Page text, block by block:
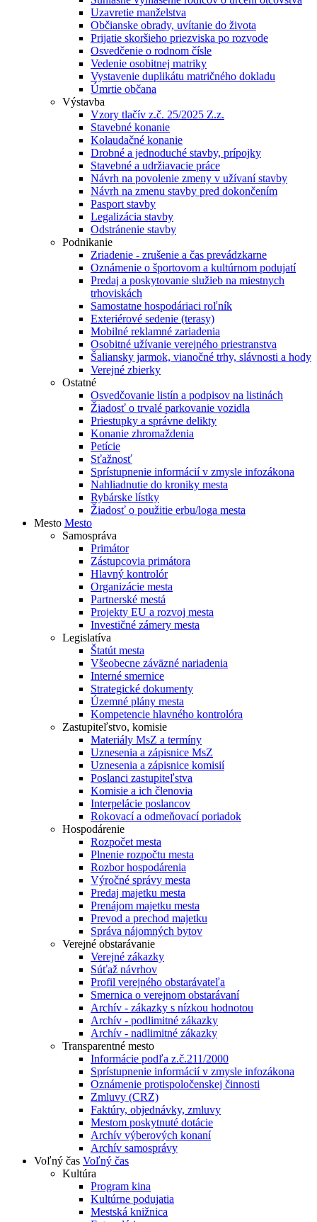
Uzavretie manželstva
Občianske obrady, uvítanie do života
Prijatie skoršieho priezviska po rozvode
Osvedčenie o rodnom čísle
Vedenie osobitnej matriky
Vystavenie duplikátu matričného dokladu
Úmrtie občana
Výstavba
Vzory tlačív z.č. 25/2025 Z.z.
Stavebné konanie
Kolaudačné konanie
Drobné a jednoduché stavby, prípojky
Stavebné a udržiavacie práce
Návrh na povolenie zmeny v užívaní stavby
Návrh na zmenu stavby pred dokončením
Pasport stavby
Legalizácia stavby
Odstránenie stavby
Podnikanie
Zriadenie - zrušenie a čas prevádzkarne
Oznámenie o športovom a kultúrnom podujatí
Predaj a poskytovanie služieb na miestnych
trhoviskách
Samostatne hospodáriaci roľník
Exteriérové sedenie (terasy)
Mobilné reklamné zariadenia
Osobitné užívanie verejného priestranstva
Šaliansky jarmok, vianočné trhy, slávnosti a hody
Verejné zbierky
Ostatné
Osvedčovanie listín a podpisov na listinách
Žiadosť o trvalé parkovanie vozidla
Priestupky a správne delikty
Konanie zhromaždenia
Petície
Sťažnosť
Sprístupnenie informácií v zmysle infozákona
Nahliadnutie do kroniky mesta
Rybárske lístky
Žiadosť o použitie erbu/loga mesta
Mesto Mesto
Samospráva
Primátor
Zástupcovia primátora
Hlavný kontrolór
Organizácie mesta
Partnerské mestá
Projekty EU a rozvoj mesta
Investičné zámery mesta
Legislatíva
Štatút mesta
Všeobecne záväzné nariadenia
Interné smernice
Strategické dokumenty
Územné plány mesta
Kompetencie hlavného kontrolóra
Zastupiteľstvo, komisie
Materiály MsZ a termíny
Uznesenia a zápisnice MsZ
Uznesenia a zápisnice komisií
Poslanci zastupiteľstva
Komisie a ich členovia
Interpelácie poslancov
Rokovací a odmeňovací poriadok
Hospodárenie
Rozpočet mesta
Plnenie rozpočtu mesta
Rozbor hospodárenia
Výročné správy mesta
Predaj majetku mesta
Prenájom majetku mesta
Prevod a prechod majetku
Správa nájomných bytov
Verejné obstarávanie
Verejné zákazky
Súťaž návrhov
Profil verejného obstarávateľa
Smernica o verejnom obstarávaní
Archív - zákazky s nízkou hodnotou
Archív - podlimitné zákazky
Archív - nadlimitné zákazky
Transparentné mesto
Informácie podľa z.č.211/2000
Sprístupnenie informácií v zmysle infozákona
Oznámenie protispoločenskej činnosti
Zmluvy (CRZ)
Faktúry, objednávky, zmluvy
Mestom poskytnuté dotácie
Archív výberových konaní
Archív samosprávy
Voľný čas Voľný čas
Kultúra
Program kina
Kultúrne podujatia
Mestská knižnica